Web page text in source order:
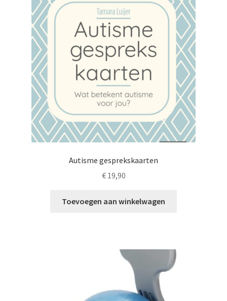
Autisme gesprekskaarten
€19,90
Toevoegen aan winkelwagen